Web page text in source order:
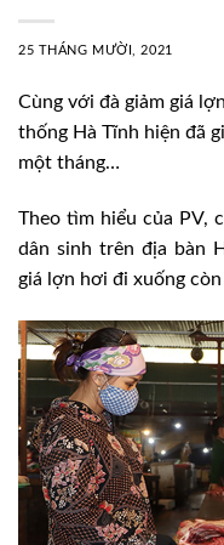
25 THÁNG MƯỜI, 2021
Cùng với đà giảm giá
thống Hà Tĩnh hiện đã
một tháng…
Theo tìm hiểu của PV,
dân sinh trên địa bàn
giá lợn hơi đi xuống